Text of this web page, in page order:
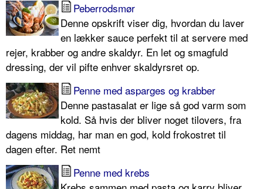
Peberrodsmør
Denne opskrift viser dig, hvordan du laver
en lækker sauce perfekt til at servere med
rejer, krabber og andre skaldyr. En let og smagfuld
dressing, der vil pifte enhver skaldyrsret op.
Penne med asparges og krabber
Denne pastasalat er lige så god varm som
kold. Så hvis der bliver noget tilovers, fra
dagens middag, har man en god, kold frokostret til
dagen efter. Ret nemt
Penne med krebs